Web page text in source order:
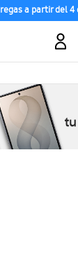
a partir del 4